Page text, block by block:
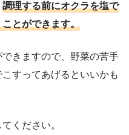
調理する前にオクラを塩で
とができます。
きますので、野菜の苦手
すってあげるといいかも
ください。